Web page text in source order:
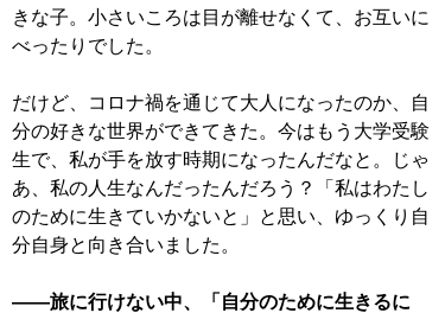
きな子。小さいころは目が離せなくて、お互いに
べったりでした。
だけど、コロナ禍を通じて大人になったのか、自
分の好きな世界ができてきた。今はもう大学受験
生で、私が手を放す時期になったんだなと。じゃ
あ、私の人生なんだったんだろう？「私はわたし
のために生きていかないと」と思い、ゆっくり自
分自身と向き合いました。
――旅に行けない中、「自分のために生きるに